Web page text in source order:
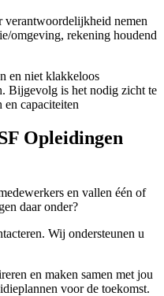
verantwoordelijkheid nemen
omgeving, rekening houdend
en niet klakkeloos
Bijgevolg is het nodig zicht te
en capaciteiten
Opleidingen
en vallen één of
daar onder?
Wij ondersteunen u
en maken samen met jou
voor de toekomst.